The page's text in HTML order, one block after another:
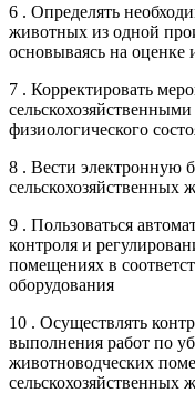
6 . Определять
животных из одной
основываясь на оценке
7 . Корректировать
физиологического
8 . Вести электронную
сельскохозяйственных
9 . Пользоваться
контроля и
помещениях в
оборудования
10 . Осуществлять
выполнения работ по
животноводческих
сельскохозяйственных